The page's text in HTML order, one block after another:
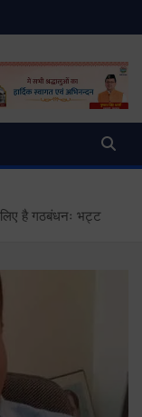
लिए है गठबंधनः भट्ट